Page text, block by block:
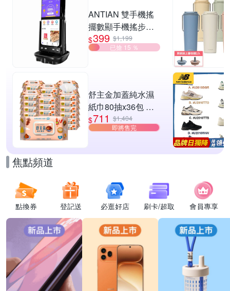
ANTIAN 雙手機搖
擺數顯手機搖步機
靜音自動計步器 搖
步器 刷步數神器 搖
$399 $1,199
已搶 15 ％
舒主金加蓋純水濕
紙巾80抽x36包 台
灣製 濕巾
$711 $1,404
即將售完
焦點頻道
點換券 登記送 必逛好店 刷卡/超取 會員專享